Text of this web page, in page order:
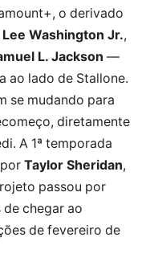
o derivado
Lee Washington Jr.,
L. Jackson —
ao lado de Stallone.
se mudando para
diretamente
A 1ª temporada
Taylor Sheridan,
passou por
chegar ao
de fevereiro de